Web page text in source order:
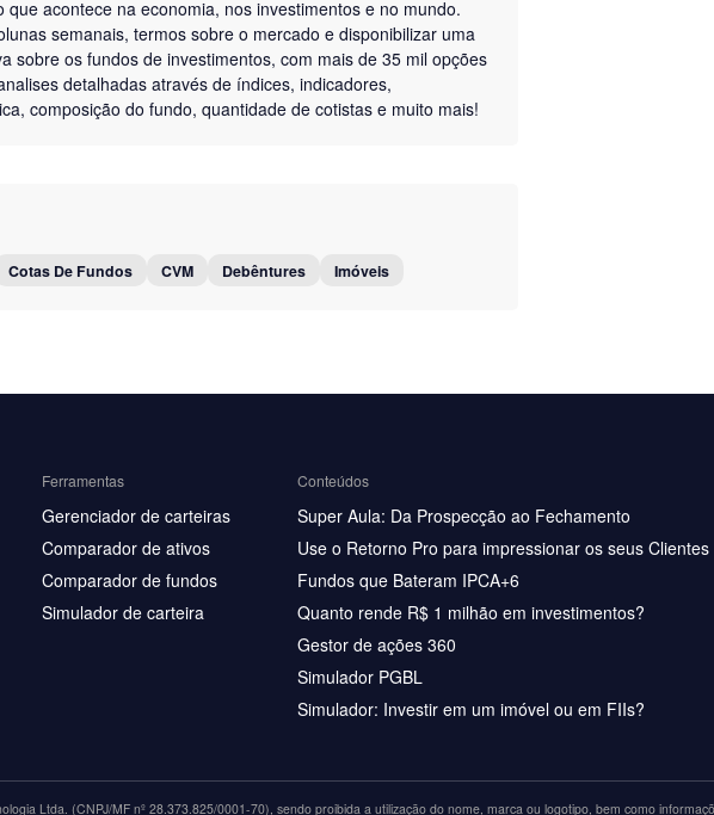
que acontece na economia, nos investimentos e no mundo.
semanais, termos sobre o mercado e disponibilizar uma
sobre os fundos de investimentos, com mais de 35 mil opções
detalhadas através de índices, indicadores,
composição do fundo, quantidade de cotistas e muito mais!
Cotas De Fundos CVM Debêntures Imóveis
Ferramentas
Gerenciador de carteiras
Comparador de ativos
Comparador de fundos
Simulador de carteira
Conteúdos
Super Aula: Da Prospecção ao Fechamento
Use o Retorno Pro para impressionar os seus Clientes
Fundos que Bateram IPCA+6
Quanto rende R$ 1 milhão em investimentos?
Gestor de ações 360
Simulador PGBL
Simulador: Investir em um imóvel ou em FIIs?
Ltda. (CNPJ/MF nº 28.373.825/0001-70), sendo proibida a utilização do nome, marca ou logotipo, bem como